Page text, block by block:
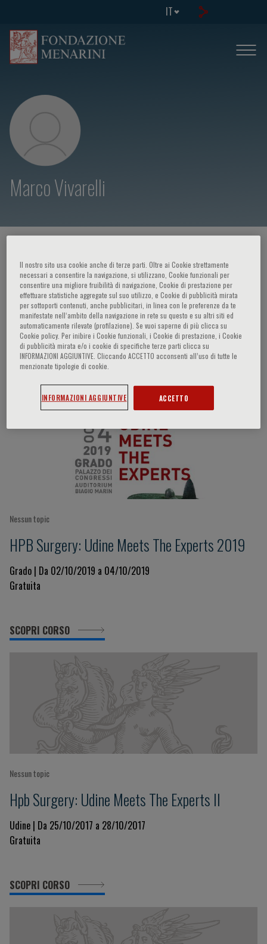
IT
Marco Vivarelli
Marco Vivarelli
Partecipazioni del relatore
Nessun topic
HPB Surgery: Udine Meets The Experts 2019
Grado | Da 02/10/2019 a 04/10/2019
Gratuita
SCOPRI CORSO
Nessun topic
Hpb Surgery: Udine Meets The Experts II
Udine | Da 25/10/2017 a 28/10/2017
Gratuita
SCOPRI CORSO
Il nostro sito usa cookie anche di terze parti. Oltre ai Cookie strettamente
necessari a consentire la navigazione, si utilizzano, Cookie funzionali per
consentire una migliore fruibilità di navigazione, Cookie di prestazione per
effettuare statistiche aggregate sul suo utilizzo, e Cookie di pubblicità mirata
per sottoporti contenuti, anche pubblicitari, in linea con le preferenze da te
manifestate nell‘ambito della navigazione in rete su questo e su altri siti ed
automaticamente rilevate (profilazione). Se vuoi saperne di più clicca su
Cookie policy. Per inibire i Cookie funzionali, i Cookie di prestazione, i Cookie
di pubblicità mirata e/o i cookie di specifiche terze parti clicca su
INFORMAZIONI AGGIUNTIVE. Cliccando ACCETTO acconsenti all’uso di tutte le
menzionate tipologie di cookie.
INFORMAZIONI AGGIUNTIVE ACCETTO